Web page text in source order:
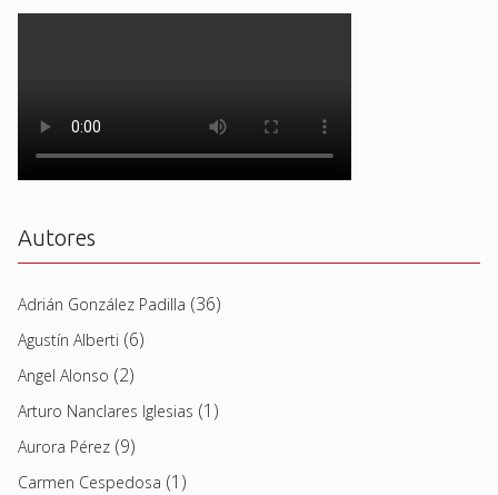
Autores
Adrián González Padilla (36)
Agustín Alberti (6)
Angel Alonso (2)
Arturo Nanclares Iglesias (1)
Aurora Pérez (9)
Carmen Cespedosa (1)